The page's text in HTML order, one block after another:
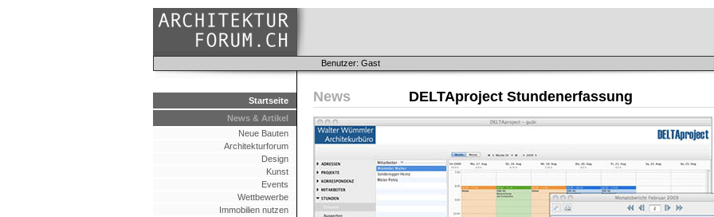
Benutzer: Gast
Startseite
News & Artikel
Neue Bauten
Architekturforum
Design
Kunst
Events
Wettbewerbe
Immobilien nutzen
News DELTAproject Stundenerfassung